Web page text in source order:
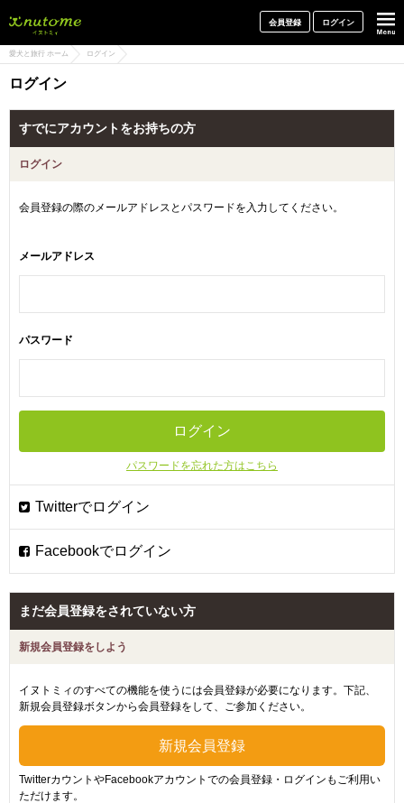
会員登録 ログイン
愛犬と旅行 ホーム ログイン
ログイン
すでにアカウントをお持ちの方
ログイン
会員登録の際のメールアドレスとパスワードを入力してください。
メールアドレス
パスワード
パスワードを忘れた方はこちら
まだ会員登録をされていない方
新規会員登録をしよう
イヌトミィのすべての機能を使うには会員登録が必要になります。下記、
新規会員登録ボタンから会員登録をして、ご参加ください。
TwitterカウントやFacebookアカウントでの会員登録・ログインもご利用い
ただけます。